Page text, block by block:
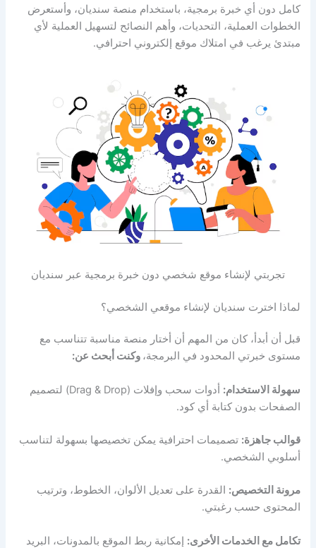
كامل دون أي خبرة برمجية، باستخدام منصة سنديان، وأستعرض
الخطوات العملية، التحديات، وأهم النصائح لتسهيل العملية لأي
مبتدئ يرغب في امتلاك موقع إلكتروني احترافي.
تجربتي لإنشاء موقع شخصي دون خبرة برمجية عبر سنديان
لماذا اخترت سنديان لإنشاء موقعي الشخصي؟
قبل أن أبدأ، كان من المهم أن أختار منصة مناسبة تتناسب مع
مستوى خبرتي المحدود في البرمجة، وكنت أبحث عن:
سهولة الاستخدام:
أدوات سحب وإفلات (Drag & Drop) لتصميم
الصفحات بدون كتابة أي كود.
قوالب جاهزة: تصميمات احترافية يمكن تخصيصها بسهولة لتناسب
أسلوبي الشخصي.
مرونة التخصيص: القدرة على تعديل الألوان، الخطوط، وترتيب
المحتوى حسب رغبتي.
تكامل مع الخدمات الأخرى: إمكانية ربط الموقع بالمدونات، البريد